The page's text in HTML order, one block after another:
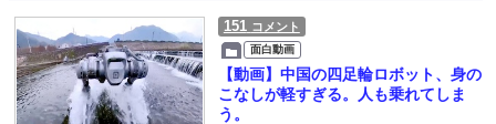
151 コメント
面白動画
【動画】中国の四足輪ロボット、身の
こなしが軽すぎる。人も乗れてしま
う。